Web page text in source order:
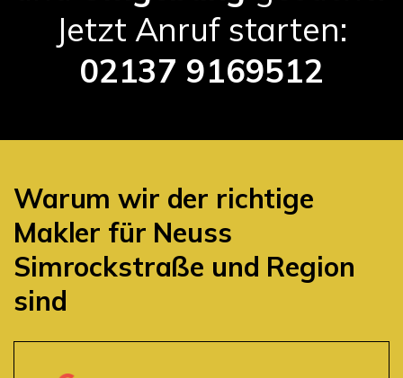
Jetzt Anruf starten:
02137 9169512
Warum wir der richtige
Makler für Neuss
Simrockstraße und Region
sind